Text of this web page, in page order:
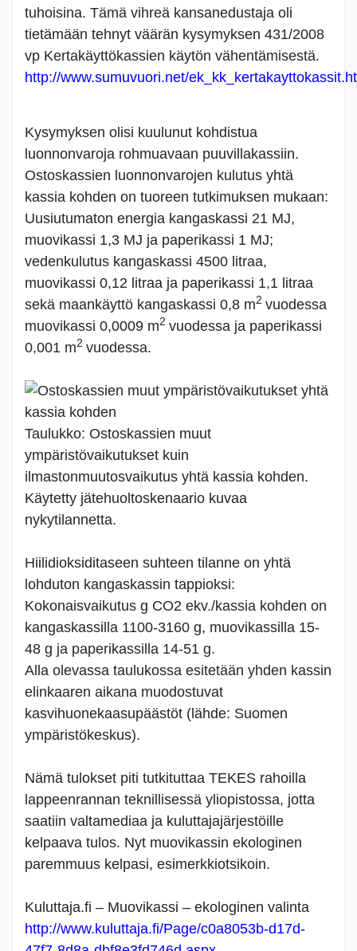
tuhoisina. Tämä vihreä kansanedustaja oli
tietämään tehnyt väärän kysymyksen 431/2008
vp Kertakäyttökassien käytön vähentämisestä.
http://www.sumuvuori.net/
Kysymyksen olisi kuulunut kohdistua
luonnonvaroja rohmuavaan puuvillakassiin.
Ostoskassien luonnonvarojen kulutus yhtä
kassia kohden on tuoreen tutkimuksen mukaan:
Uusiutumaton energia kangaskassi 21 MJ,
muovikassi 1,3 MJ ja paperikassi 1 MJ;
vedenkulutus kangaskassi 4500 litraa,
muovikassi 0,12 litraa ja paperikassi 1,1 litraa
sekä maankäyttö kangaskassi 0,8 m2 vuodessa
muovikassi 0,0009 m2 vuodessa ja paperikassi
0,001 m2 vuodessa.
Taulukko: Ostoskassien muut
ympäristövaikutukset kuin
ilmastonmuutosvaikutus yhtä kassia kohden.
Käytetty jätehuoltoskenaario kuvaa
nykytilannetta.
Hiilidioksiditaseen suhteen tilanne on yhtä
lohduton kangaskassin tappioksi:
Kokonaisvaikutus g CO2 ekv./kassia kohden on
kangaskassilla 1100-3160 g, muovikassilla 15-
48 g ja paperikassilla 14-51 g.
Alla olevassa taulukossa esitetään yhden kassin
elinkaaren aikana muodostuvat
kasvihuonekaasupäästöt (lähde: Suomen
ympäristökeskus).
Nämä tulokset piti tutkituttaa TEKES rahoilla
lappeenrannan teknillisessä yliopistossa, jotta
saatiin valtamediaa ja kuluttajajärjestöille
kelpaava tulos. Nyt muovikassin ekologinen
paremmuus kelpasi, esimerkkiotsikoin.
Kuluttaja.fi – Muovikassi – ekologinen valinta
http://www.kuluttaja.fi/Page/c0a8053b-d17d-